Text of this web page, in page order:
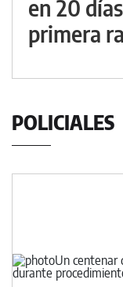
en 20
primera
POLICIALES